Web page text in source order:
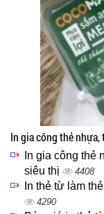
In gia công thẻ
In gia công thẻ
siêu thị
4408
In thẻ từ làm
4290